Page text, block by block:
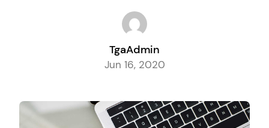
Blog
TgaAdmin
Jun 16, 2020